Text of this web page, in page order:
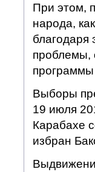
При этом,
народа,
проблемы,
программы
Выборы
19 июля
Карабахе
избран